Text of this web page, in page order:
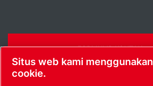
FORMULIR KONTAK
Situs web kami menggunakan
cookie.